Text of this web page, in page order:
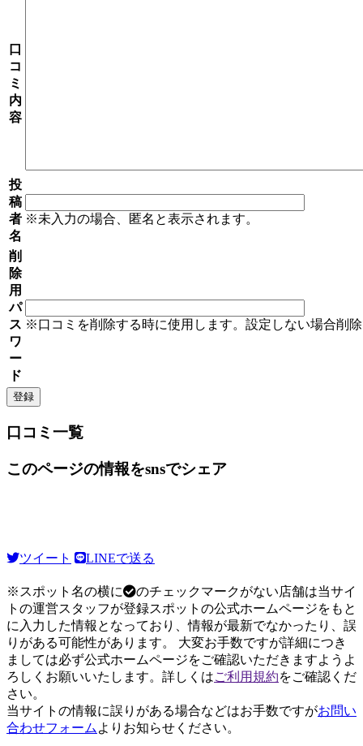
口
コ
ミ
内
容
投
稿
者
名
※未入力の場合、匿名と表示されます。
削
除
用
パ
ス
ワ
ー
ド
※口コミを削除する時に使用します。設定しない場合削
口コミ一覧
このページの情報をsnsでシェア
ツイート LINEで送る
※スポット名の横に
のチェックマークがない店舗は当サイ
トの運営スタッフが登録スポットの公式ホームページをもと
に入力した情報となっており、情報が最新でなかったり、誤
りがある可能性があります。 大変お手数ですが詳細につき
ましては必ず公式ホームページをご確認いただきますようよ
ろしくお願いいたします。詳しくはご利用規約をご確認くだ
さい。
当サイトの情報に誤りがある場合などはお手数ですがお問い
合わせフォーム よりお知らせください。